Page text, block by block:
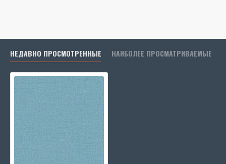
НЕДАВНО ПРОСМОТРЕННЫЕ НАИБОЛЕЕ ПРОСМАТРИВАЕМЫЕ